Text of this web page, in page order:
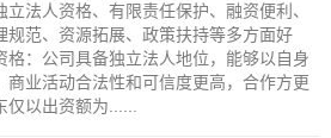
法人资格、有限责任保护、融资便利、
规范、资源拓展、政策扶持等多方面好
格：公司具备独立法人地位，能够以自身
商业活动合法性和可信度更高，合作方更
以出资额为......